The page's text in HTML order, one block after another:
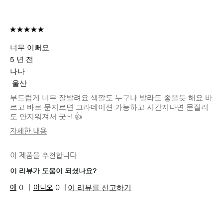
너무 이뻐요
5 년 전
나나
울산
부드럽게 너무 잘발려요 색깔도 누구나 발라도 좋을듯 해요 바
르고 바로 문지르면 그라데이션 가능하고 시간지나면 문질러
도 안지워져서 굿~! 👍
자세한 내용
피부 톤
다크
피부 고민
고르지 못한 피부 톤, 수분 부족, 트러블
이 제품을 추천합니다
이 리뷰가 도움이 되셨나요?
0 0 이 리뷰를 신고하기